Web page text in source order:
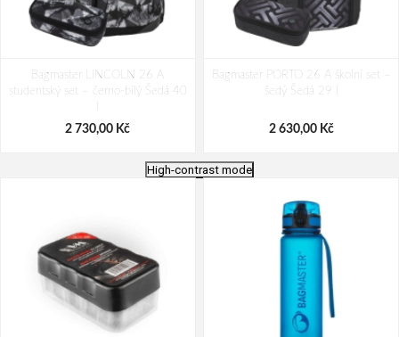
Bagmaster LINCOLN 26 A
studentský set – černo-bílý Šedá 40
2 730,00 Kč
Bagmaster PORTO 26 A školní set –
šedý Šedá 29 l
2 630,00 Kč
High-contrast mode